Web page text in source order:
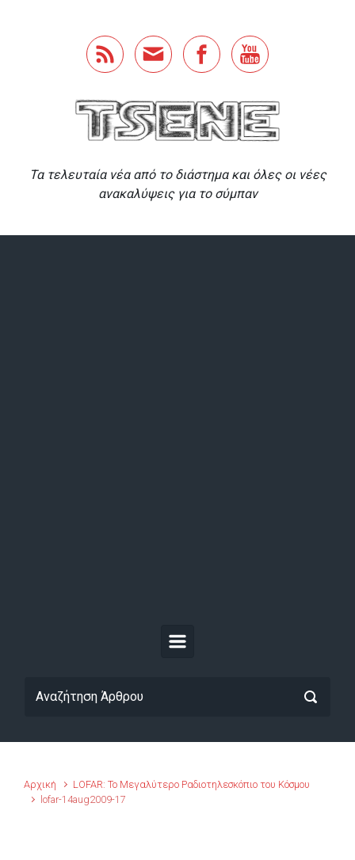
Τα τελευταία νέα από το διάστημα και όλες οι νέες
ανακαλύψεις για το σύμπαν
Αρχική
LOFAR: Το Μεγαλύτερο Ραδιοτηλεσκόπιο του Κόσμου
lofar-14aug2009-17